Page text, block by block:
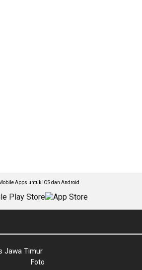
Apps untuk iOS dan Android
Jawa Timur
Foto